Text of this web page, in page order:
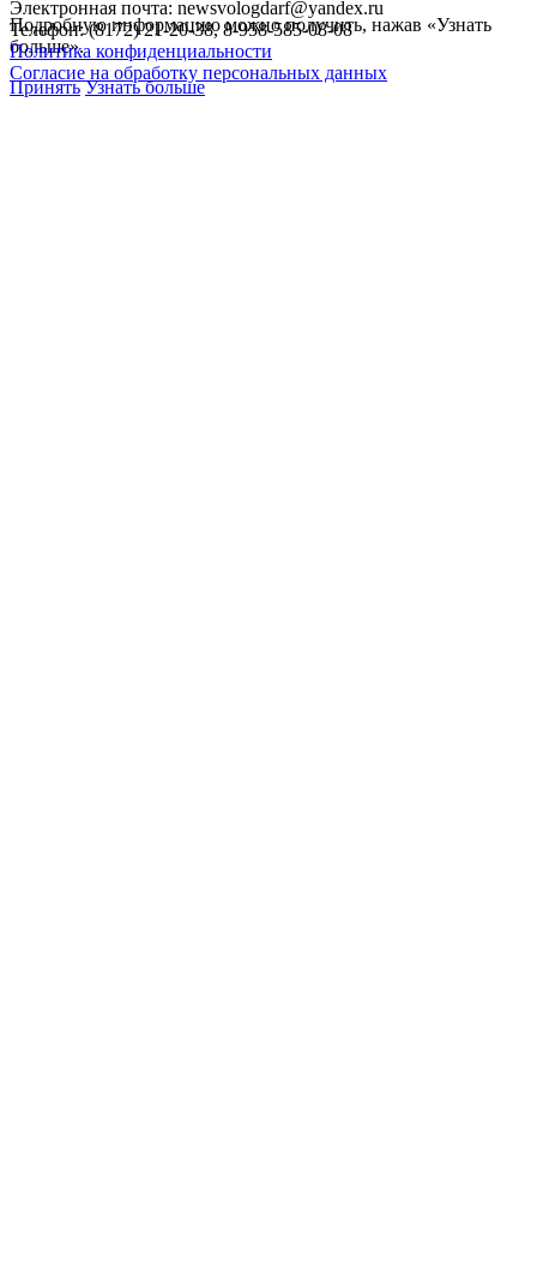
Электронная почта: newsvologdarf@yandex.ru
Телефон: (8172) 21-20-38, 8-958-585-08-08
Политика конфиденциальности
Согласие на обработку персональных данных
Подробную информацию можно получить, нажав «Узнать
больше».
Принять Узнать больше